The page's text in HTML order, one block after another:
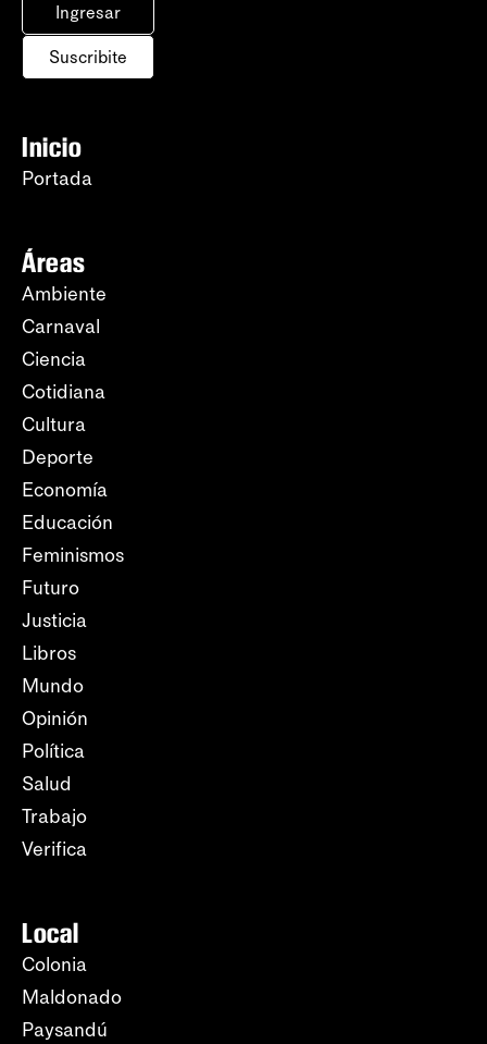
Ingresar
Suscribite
Inicio
Portada
Áreas
Ambiente
Carnaval
Ciencia
Cotidiana
Cultura
Deporte
Economía
Educación
Feminismos
Futuro
Justicia
Libros
Mundo
Opinión
Política
Salud
Trabajo
Verifica
Local
Colonia
Maldonado
Paysandú